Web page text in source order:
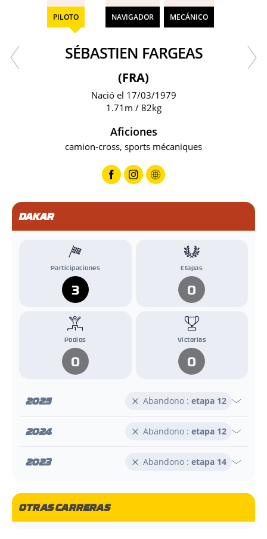
PILOTO NAVIGADOR MECÁNICO
SÉBASTIEN FARGEAS
(FRA)
Nació el 17/03/1979
1.71m / 82kg
Aficiones
camion-cross, sports mécaniques
DAKAR
Participaciones
3
Etapas
0
Podios
0
Victorias
0
2025 Abandono : etapa 12
2024 Abandono : etapa 12
2023 Abandono : etapa 14
OTRAS CARRERAS